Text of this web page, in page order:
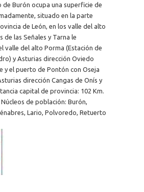
de Burón ocupa una superficie de
situado en la parte
de León, en los valle del alto
de las Señales y Tarna le
valle del alto Porma (Estación de
y Asturias dirección Oviedo
y el puerto de Pontón con Oseja
dirección Cangas de Onís y
capital de provincia: 102 Km.
de población: Burón,
Lario, Polvoredo, Retuerto